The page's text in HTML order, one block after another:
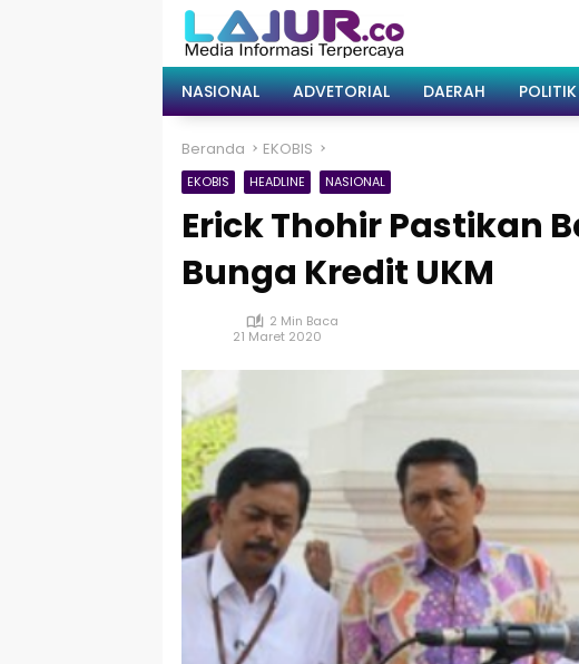
NASIONAL ADVETORIAL DAERAH POLITIK
Beranda EKOBIS
EKOBIS HEADLINE NASIONAL
Erick Thohir Pastikan
Bunga Kredit UKM
2 Min Baca
21 Maret 2020